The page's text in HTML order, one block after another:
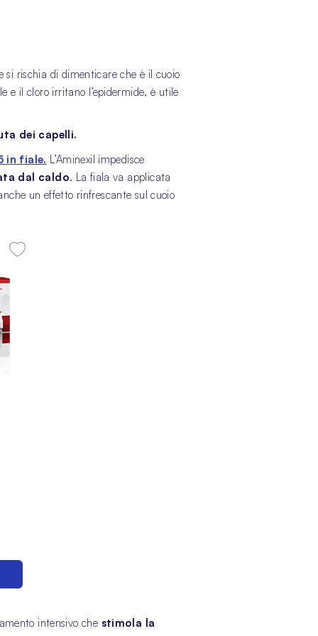
rischia di dimenticare che è il cuoio
e il cloro irritano l’epidermide, è utile
dei capelli.
in fiale. L’Aminexil impedisce
dal caldo. La fiala va applicata
un effetto rinfrescante sul cuoio
intensivo che stimola la